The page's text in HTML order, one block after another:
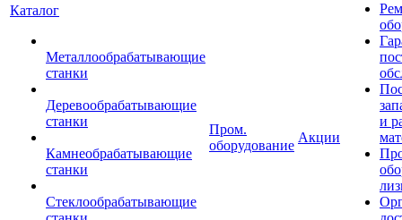
Каталог
Металлообрабатывающие
станки
Деревообрабатывающие
станки
Камнеобрабатывающие
станки
Стеклообрабатывающие
Пром.
оборудование
Акции
и